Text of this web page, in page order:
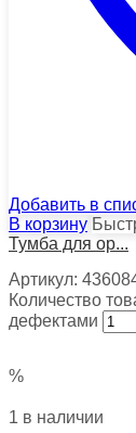
Добавить в
В корзину
Тумба для ор...
Артикул:
Количество
дефектами
%
1 в наличии